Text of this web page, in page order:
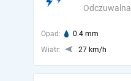
Odczuwalna
Opad: 0.4 mm
Wiatr:
27 km/h